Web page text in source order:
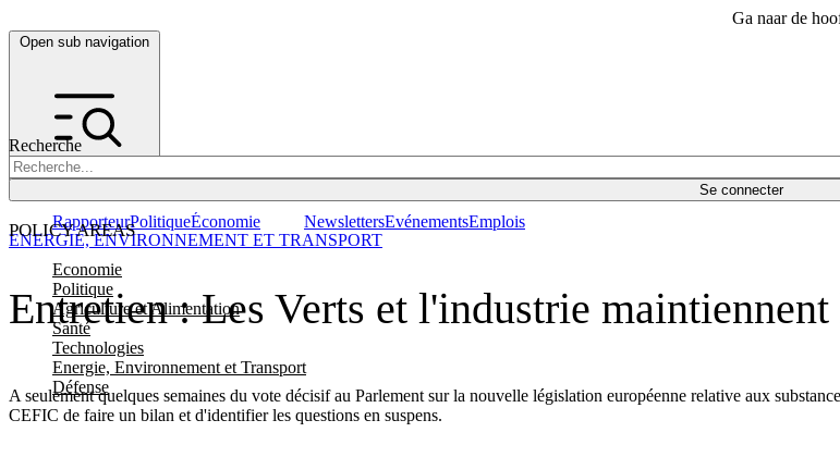
Ga naar de
Open sub navigation
Recherche
Se connecter
POLICY AREAS
Economie
Politique
Agriculture et Alimentation
Santé
Technologies
Energie, Environnement et Transport
Défense
RapporteurPolitiqueÉconomie NewslettersEvénementsEmplois
Entretien : Les Verts et l'industrie
A seulement quelques semaines du vote décisif au Parlement sur la nouvelle législation européenne relative aux
CEFIC de faire un bilan et d'identifier les questions en suspens.
ENERGIE, ENVIRONNEMENT ET TRANSPORT